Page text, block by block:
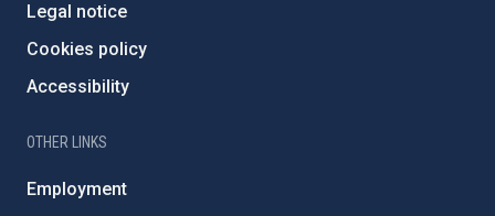
Legal notice
Cookies policy
Accessibility
OTHER LINKS
Employment